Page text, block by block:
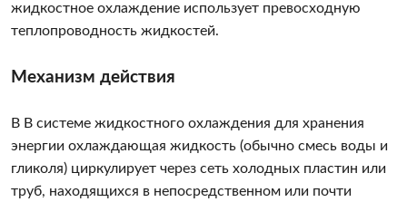
жидкостное охлаждение использует превосходную
теплопроводность жидкостей.
Механизм действия
В В системе жидкостного охлаждения для хранения
энергии охлаждающая жидкость (обычно смесь воды и
гликоля) циркулирует через сеть холодных пластин или
труб, находящихся в непосредственном или почти